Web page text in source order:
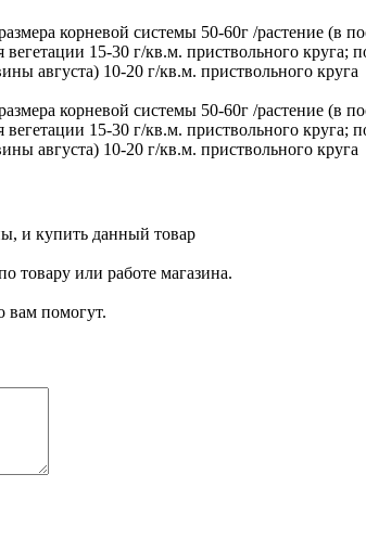
корневой системы 50-60г /растение (в
15-30 г/кв.м. приствольного
августа) 10-20 г/кв.м. приствольного круга
корневой системы 50-60г /растение (в
15-30 г/кв.м. приствольного
августа) 10-20 г/кв.м. приствольного круга
и купить данный товар
товару или работе магазина.
вам помогут.